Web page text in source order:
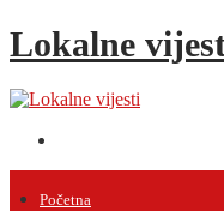
Lokalne
Početna